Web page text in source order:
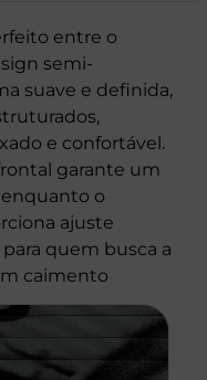
entre o
semi-
suave e definida,
e confortável.
garante um
o
ajuste
quem busca a
caimento